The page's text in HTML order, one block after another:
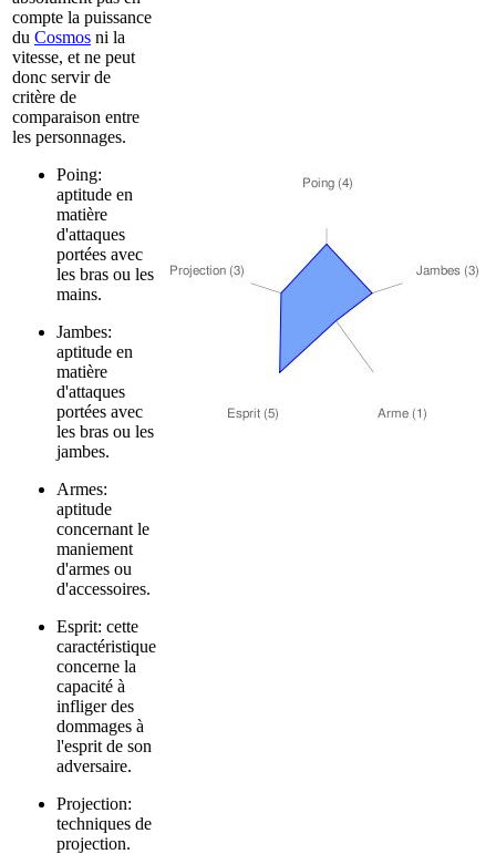
compte la puissance
du Cosmos ni la
vitesse, et ne peut
donc servir de
critère de
comparaison entre
les personnages.
Poing:
aptitude en
matière
d'attaques
portées avec
les bras ou les
mains.
Jambes:
aptitude en
matière
d'attaques
portées avec
les bras ou les
jambes.
Armes:
aptitude
concernant le
maniement
d'armes ou
d'accessoires.
Esprit: cette
caractéristique
concerne la
capacité à
infliger des
dommages à
l'esprit de son
adversaire.
Projection:
techniques de
projection.